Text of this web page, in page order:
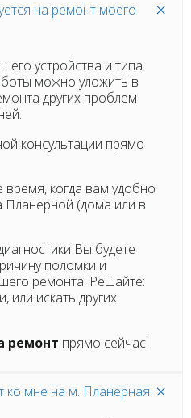
на ремонт моего
устройства и типа
можно уложить в
других проблем
консультации прямо
время, когда вам удобно
Планерной (дома или в
Вы будете
поломки и
ремонта. Решайте:
или искать других
ремонт прямо сейчас!
ко мне на м. Планерная